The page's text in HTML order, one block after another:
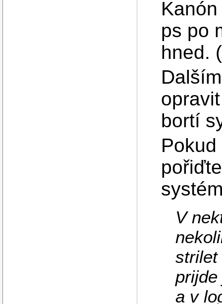
ps po
hned.
bortí
V
strilet
a v